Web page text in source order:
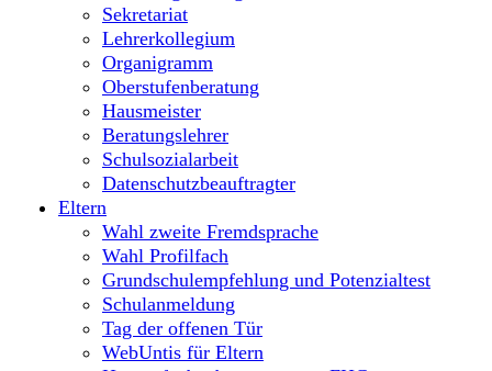
Sekretariat
Lehrerkollegium
Organigramm
Oberstufenberatung
Hausmeister
Beratungslehrer
Schulsozialarbeit
Datenschutzbeauftragter
Eltern
Wahl zweite Fremdsprache
Wahl Profilfach
Grundschulempfehlung und Potenzialtest
Schulanmeldung
Tag der offenen Tür
WebUntis für Eltern